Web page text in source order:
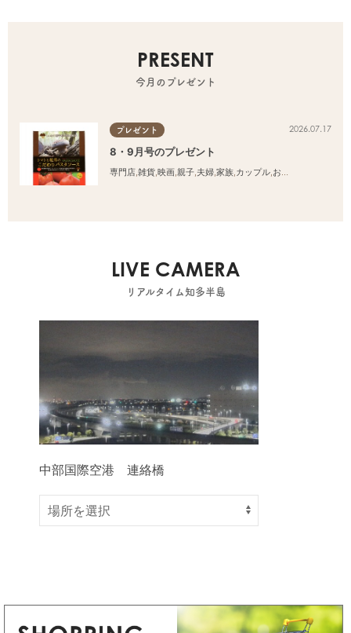
PRESENT
今月のプレゼント
プレゼント 2026.07.17
8・9月号のプレゼント
専門店,雑貨,映画,親子,夫婦,家族,カップル,おひとりさま
LIVE CAMERA
リアルタイム知多半島
中部国際空港 連絡橋